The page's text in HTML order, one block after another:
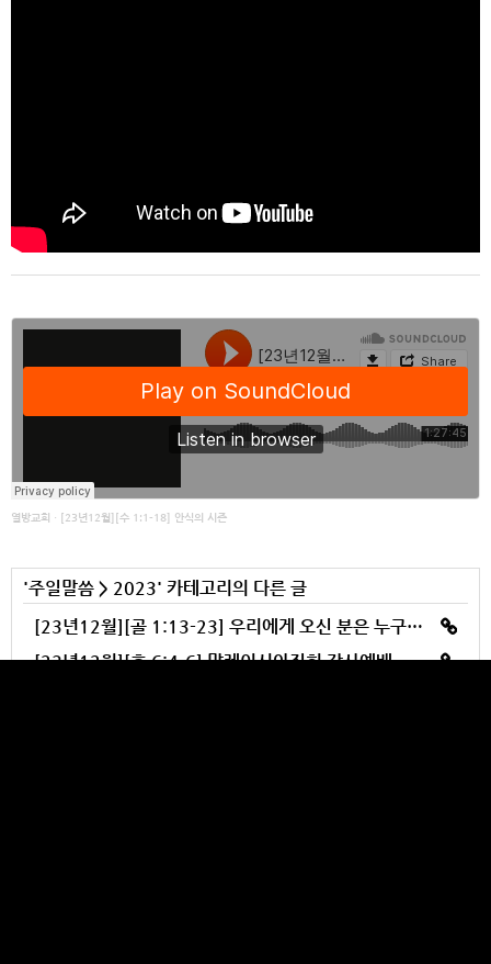
열방교회 · [23년12월][수 1:1-18] 안식의 시즌
'주일말씀 > 2023' 카테고리의 다른 글
[23년12월][골 1:13-23] 우리에게 오신 분은 누구신가?
[23년12월][호 6:4-6] 말레이시아집회 감사예배